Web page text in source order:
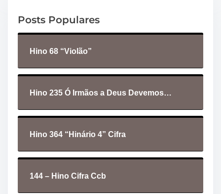
r
d
u
Posts Populares
Hino 68 “Violão”
Hino 235 Ó Irmãos a Deus Devemos…
Hino 364 “Hinário 4” Cifra
144 – Hino Cifra Ccb